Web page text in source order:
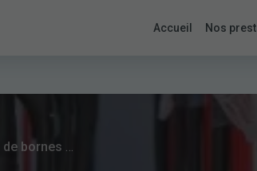
Accueil Nos
L'impact de l'installation de bornes de recharge sur la valorisation immobilière